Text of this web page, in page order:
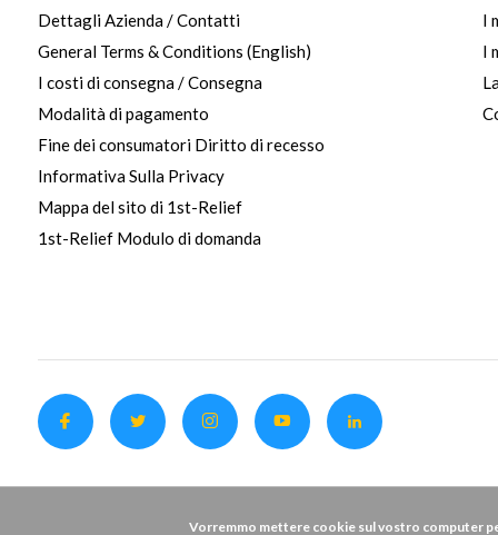
Dettagli Azienda / Contatti
General Terms & Conditions (English)
I costi di consegna / Consegna
Modalità di pagamento
Fine dei consumatori Diritto di recesso
Informativa Sulla Privacy
Mappa del sito di 1st-Relief
1st-Relief Modulo di domanda
I
I
Vorremmo mettere cookie sul vostro computer